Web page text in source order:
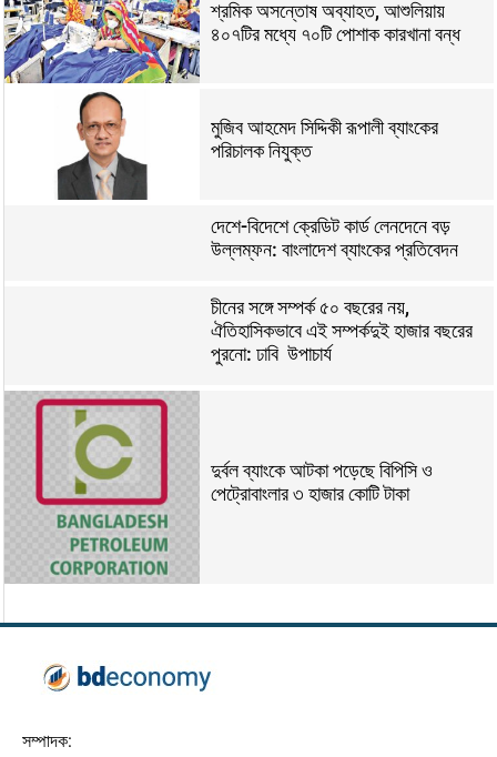
শ্রমিক অসন্তোষ অব্যাহত, আশুলিয়ায়
৪০৭টির মধ্যে ৭০টি পোশাক কারখানা বন্ধ
মুজিব আহমেদ সিদ্দিকী রূপালী ব্যাংকের
পরিচালক নিযুক্ত
দেশে-বিদেশে ক্রেডিট কার্ড লেনদেনে বড়
উল্লম্ফন: বাংলাদেশ ব্যাংকের প্রতিবেদন
চীনের সঙ্গে সম্পর্ক ৫০ বছরের নয়,
ঐতিহাসিকভাবে এই সম্পর্কদুই হাজার বছরের
পুরনো: ঢাবি উপাচার্য
দুর্বল ব্যাংকে আটকা পড়েছে বিপিসি ও
পেট্রোবাংলার ৩ হাজার কোটি টাকা
সম্পাদক: